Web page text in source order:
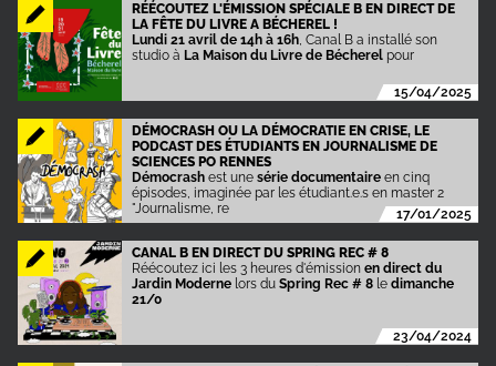
RÉÉCOUTEZ L'ÉMISSION SPÉCIALE B EN DIRECT DE
LA FÊTE DU LIVRE A BÉCHEREL !
Lundi 21 avril de 14h à 16h, Canal B a installé son
studio à La Maison du Livre de Bécherel pour
15/04/2025
DÉMOCRASH OU LA DÉMOCRATIE EN CRISE, LE
PODCAST DES ÉTUDIANTS EN JOURNALISME DE
SCIENCES PO RENNES
Démocrashest unesérie documentaire en cinq
épisodes, imaginée par les étudiant.e.s en master 2
"Journalisme, re
17/01/2025
CANAL B EN DIRECT DU SPRING REC # 8
Réécoutez ici les 3 heures d'émissionen direct du
Jardin Moderne lors duSpring Rec # 8 le dimanche
21/0
23/04/2024